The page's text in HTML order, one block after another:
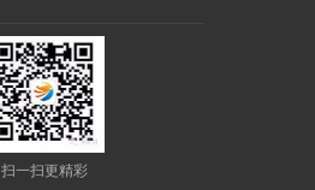
扫一扫更精彩